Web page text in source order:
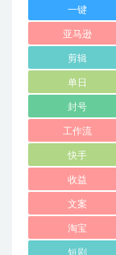
一键
亚马逊
剪辑
单日
封号
工作流
快手
收益
文案
淘宝
短剧